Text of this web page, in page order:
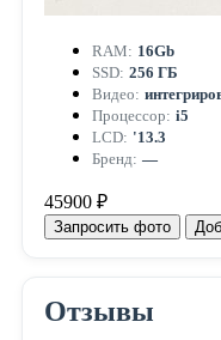
RAM: 16Gb
SSD: 256 ГБ
Видео:
Процессор: i5
LCD: '13.3
Бренд: —
45900 ₽
Запросить фото
Отзывы